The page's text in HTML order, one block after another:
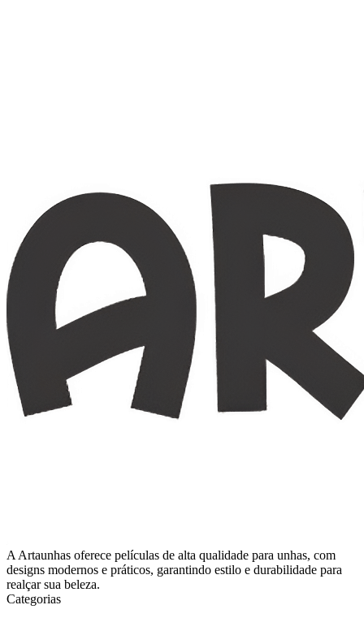
A Artaunhas oferece películas de alta qualidade para unhas, com
designs modernos e práticos, garantindo estilo e durabilidade para
realçar sua beleza.
Categorias